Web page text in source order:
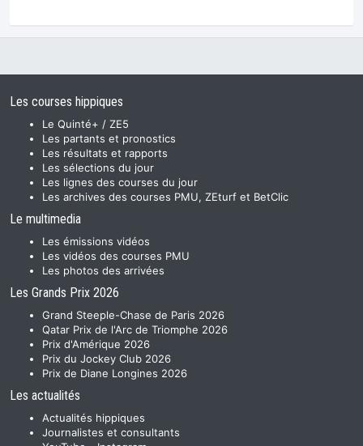
Les courses hippiques
Le Quinté+ / ZE5
Les partants et pronostics
Les résultats et rapports
Les sélections du jour
Les lignes des courses du jour
Les archives des courses PMU, ZEturf et BetClic
Le multimedia
Les émissions vidéos
Les vidéos des courses PMU
Les photos des arrivées
Les Grands Prix 2026
Grand Steeple-Chase de Paris 2026
Qatar Prix de l'Arc de Triomphe 2026
Prix d'Amérique 2026
Prix du Jockey Club 2026
Prix de Diane Longines 2026
Les actualités
Actualités hippiques
Journalistes et consultants